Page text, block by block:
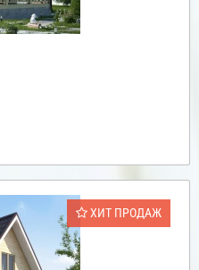
ХИТ ПРОДАЖ